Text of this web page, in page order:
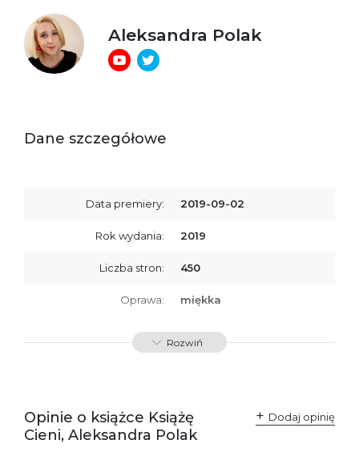
Aleksandra Polak
Dane szczegółowe
Data premiery: 2019-09-02
Rok wydania: 2019
Liczba stron: 450
Oprawa: miękka
ISBN 9788366381025
Rozwiń
Opinie o książce Książę
Cieni, Aleksandra Polak
Dodaj opinię